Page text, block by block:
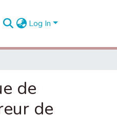
Log In
de
de